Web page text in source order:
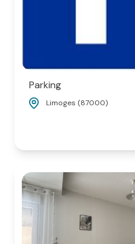
Parking
Limoges (87000)